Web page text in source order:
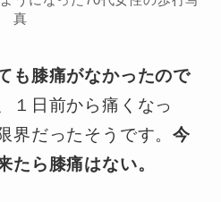
真
も膝痛がなかったので
１日前から痛くなっ
界だったそうです。今
たら膝痛はない。